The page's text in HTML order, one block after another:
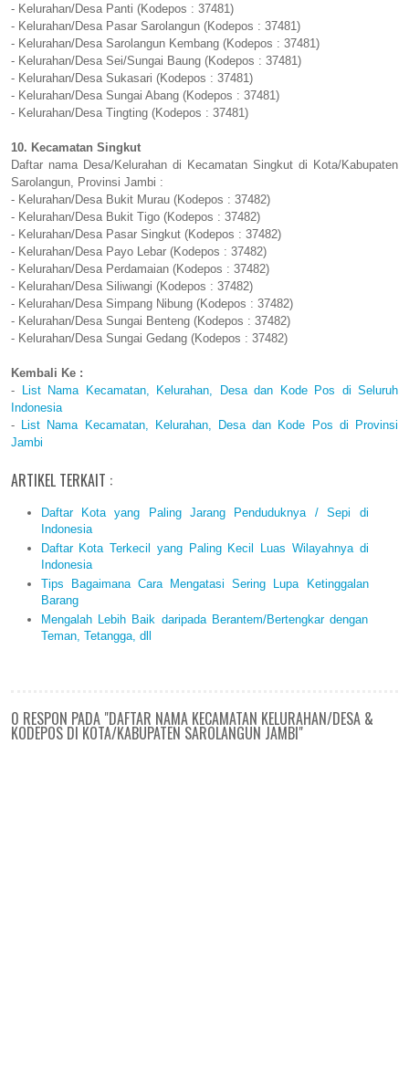
- Kelurahan/Desa Panti (Kodepos : 37481)
- Kelurahan/Desa Pasar Sarolangun (Kodepos : 37481)
- Kelurahan/Desa Sarolangun Kembang (Kodepos : 37481)
- Kelurahan/Desa Sei/Sungai Baung (Kodepos : 37481)
- Kelurahan/Desa Sukasari (Kodepos : 37481)
- Kelurahan/Desa Sungai Abang (Kodepos : 37481)
- Kelurahan/Desa Tingting (Kodepos : 37481)
10. Kecamatan Singkut
Daftar nama Desa/Kelurahan di Kecamatan Singkut di Kota/Kabupaten
Sarolangun, Provinsi Jambi :
- Kelurahan/Desa Bukit Murau (Kodepos : 37482)
- Kelurahan/Desa Bukit Tigo (Kodepos : 37482)
- Kelurahan/Desa Pasar Singkut (Kodepos : 37482)
- Kelurahan/Desa Payo Lebar (Kodepos : 37482)
- Kelurahan/Desa Perdamaian (Kodepos : 37482)
- Kelurahan/Desa Siliwangi (Kodepos : 37482)
- Kelurahan/Desa Simpang Nibung (Kodepos : 37482)
- Kelurahan/Desa Sungai Benteng (Kodepos : 37482)
- Kelurahan/Desa Sungai Gedang (Kodepos : 37482)
Kembali Ke :
-
List Nama Kecamatan, Kelurahan, Desa dan Kode Pos di Seluruh
Indonesia
- List Nama Kecamatan, Kelurahan, Desa dan Kode Pos di Provinsi
Jambi
ARTIKEL TERKAIT :
Daftar Kota yang Paling Jarang Penduduknya / Sepi di
Indonesia
Daftar Kota Terkecil yang Paling Kecil Luas Wilayahnya di
Indonesia
Tips Bagaimana Cara Mengatasi Sering Lupa Ketinggalan
Barang
Mengalah Lebih Baik daripada Berantem/Bertengkar dengan
Teman, Tetangga, dll
0 RESPON PADA "DAFTAR NAMA KECAMATAN KELURAHAN/DESA &
KODEPOS DI KOTA/KABUPATEN SAROLANGUN JAMBI"